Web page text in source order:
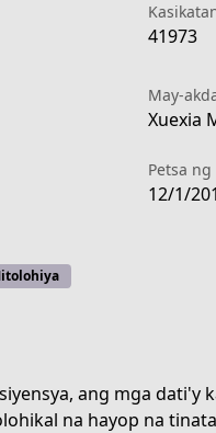
41973
May-
Xuexia
Petsa
12/1/
ang mga
na hayop na